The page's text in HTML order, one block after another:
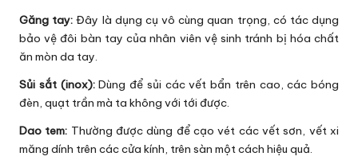
Găng tay: Đây là dụng cụ vô cùng quan trọng, có tác dụng
bảo vệ đôi bàn tay của nhân viên vệ sinh tránh bị hóa chất
ăn mòn da tay.
Sủi sắt (inox):Dùng để sủi các vết bẩn trên cao, các bóng
đèn, quạt trần mà ta không với tới được.
Dao tem: Thường được dùng để cạo vét các vết sơn, vết xi
măng dính trên các cửa kính, trên sàn một cách hiệu quả.